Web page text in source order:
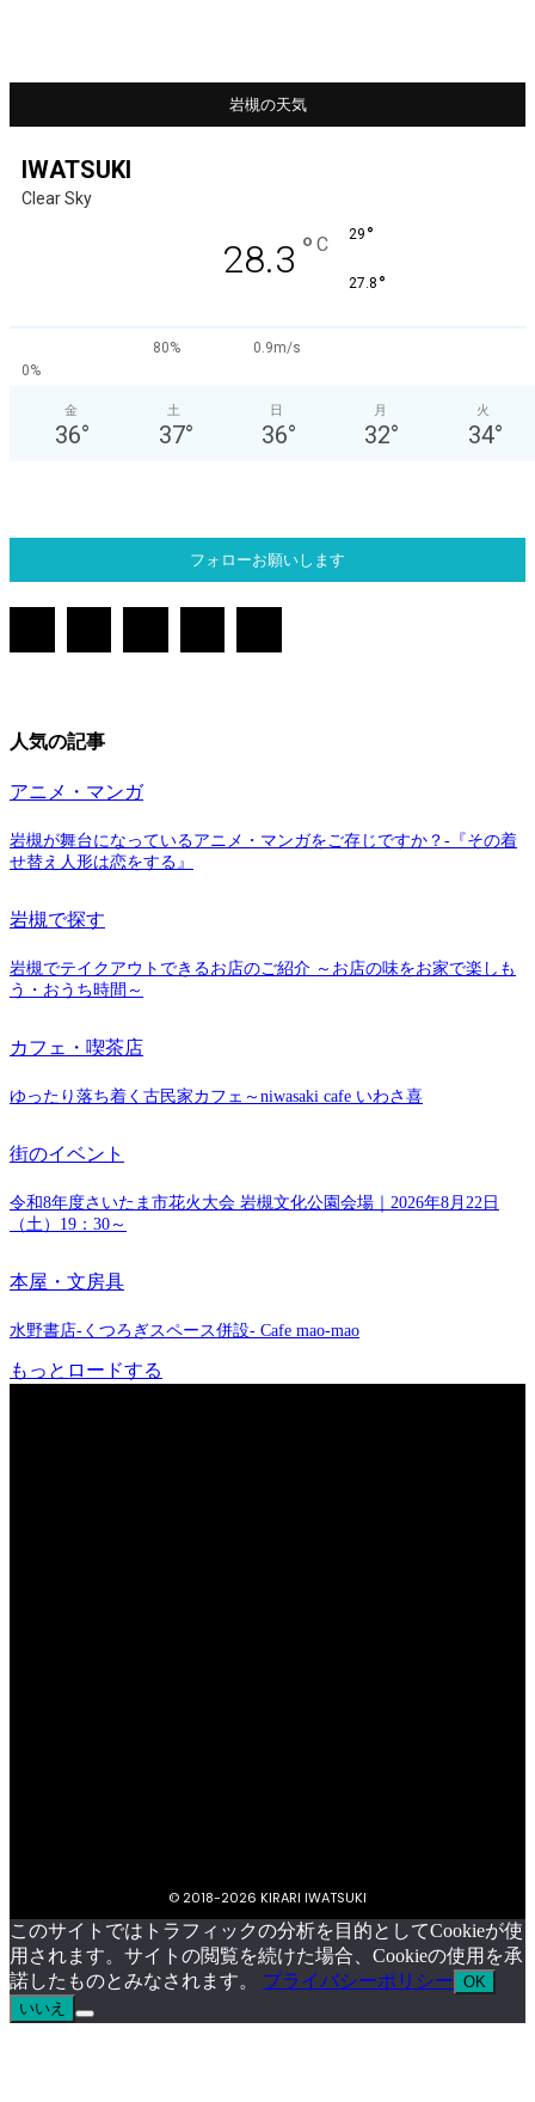
岩槻の天気
IWATSUKI
Clear Sky
28.3 ° C 29 °
27.8 °
80%
0.9m/s
0%
金
36°
土
37°
日
36°
月
32°
火
34°
フォローお願いします
人気の記事
アニメ・マンガ
岩槻が舞台になっているアニメ・マンガをご存じですか？-『その着
せ替え人形は恋をする』
岩槻で探す
岩槻でテイクアウトできるお店のご紹介 ～お店の味をお家で楽しも
う・おうち時間～
カフェ・喫茶店
ゆったり落ち着く古民家カフェ～niwasaki cafe いわさ喜
街のイベント
令和8年度さいたま市花火大会 岩槻文化公園会場｜2026年8月22日
（土）19：30～
本屋・文房具
水野書店-くつろぎスペース併設- Cafe mao-mao
もっとロードする
© 2018-2026 KIRARI IWATSUKI
このサイトではトラフィックの分析を目的としてCookieが使
用されます。サイトの閲覧を続けた場合、Cookieの使用を承
諾したものとみなされます。 プライバシーポリシー OK
いいえ